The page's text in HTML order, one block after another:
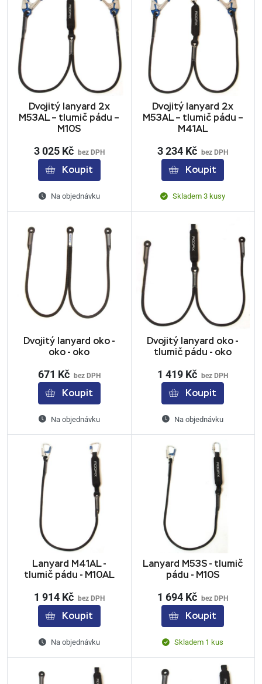
Dvojitý lanyard 2x
M53AL – tlumič pádu –
M10S
3 025 Kč bez DPH
Koupit
Na objednávku
Dvojitý lanyard 2x
M53AL – tlumič pádu –
M41AL
3 234 Kč bez DPH
Koupit
Skladem 3 kusy
Dvojitý lanyard oko -
oko - oko
671 Kč bez DPH
Koupit
Na objednávku
Dvojitý lanyard oko -
tlumič pádu - oko
1 419 Kč bez DPH
Koupit
Na objednávku
Lanyard M41AL -
tlumič pádu - M10AL
1 914 Kč bez DPH
Koupit
Na objednávku
Lanyard M53S - tlumič
pádu - M10S
1 694 Kč bez DPH
Koupit
Skladem 1 kus